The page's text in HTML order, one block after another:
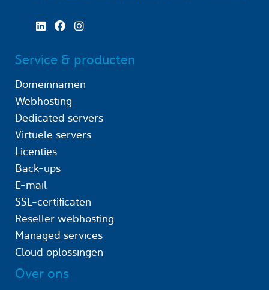
Service & producten
Domeinnamen
Webhosting
Dedicated servers
Virtuele servers
Licenties
Back-ups
E-mail
SSL-certificaten
Reseller webhosting
Managed services
Cloud oplossingen
Over ons